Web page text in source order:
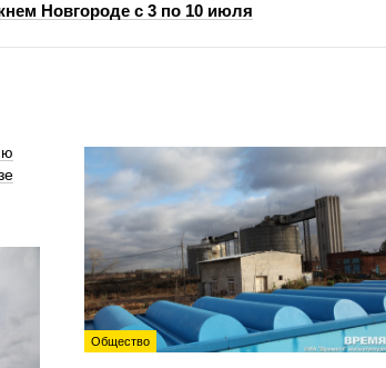
Новгороде с 3 по 10 июля
Общество